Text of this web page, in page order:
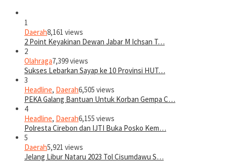
1
Daerah8,161 views
2 Point Keyakinan Dewan Jabar M Ichsan T…
2
Olahraga7,399 views
Sukses Lebarkan Sayap ke 10 Provinsi HUT…
3
Headline, Daerah6,505 views
PEKA Galang Bantuan Untuk Korban Gempa C…
4
Headline, Daerah6,155 views
Polresta Cirebon dan IJTI Buka Posko Kem…
5
Daerah5,921 views
Jelang Libur Nataru 2023 Tol Cisumdawu S…